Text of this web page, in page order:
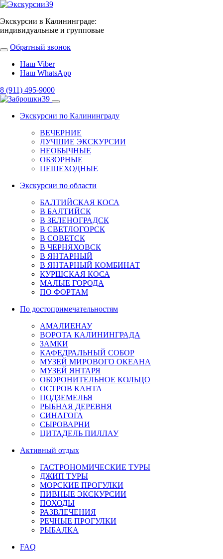
Экскурсии в Калининграде:
индивидуальные и групповые
Обратный звонок
Наш Viber
Наш WhatsApp
8 (911) 495-9000
Экскурсии по Калининграду
ВЕЧЕРНИЕ
ЛУЧШИЕ ЭКСКУРСИИ
НЕОБЫЧНЫЕ
ОБЗОРНЫЕ
ПЕШЕХОДНЫЕ
Экскурсии по области
БАЛТИЙСКАЯ КОСА
В БАЛТИЙСК
В ЗЕЛЕНОГРАДСК
В СВЕТЛОГОРСК
В СОВЕТСК
В ЧЕРНЯХОВСК
В ЯНТАРНЫЙ
В ЯНТАРНЫЙ КОМБИНАТ
КУРШСКАЯ КОСА
МАЛЫЕ ГОРОДА
ПО ФОРТАМ
По достопримечательностям
АМАЛИЕНАУ
ВОРОТА КАЛИНИНГРАДА
ЗАМКИ
КАФЕДРАЛЬНЫЙ СОБОР
МУЗЕЙ МИРОВОГО ОКЕАНА
МУЗЕЙ ЯНТАРЯ
ОБОРОНИТЕЛЬНОЕ КОЛЬЦО
ОСТРОВ КАНТА
ПОДЗЕМЕЛЬЯ
РЫБНАЯ ДЕРЕВНЯ
СИНАГОГА
СЫРОВАРНИ
ЦИТАДЕЛЬ ПИЛЛАУ
Активный отдых
ГАСТРОНОМИЧЕСКИЕ ТУРЫ
ДЖИП ТУРЫ
МОРСКИЕ ПРОГУЛКИ
ПИВНЫЕ ЭКСКУРСИИ
ПОХОДЫ
РАЗВЛЕЧЕНИЯ
РЕЧНЫЕ ПРОГУЛКИ
РЫБАЛКА
FAQ